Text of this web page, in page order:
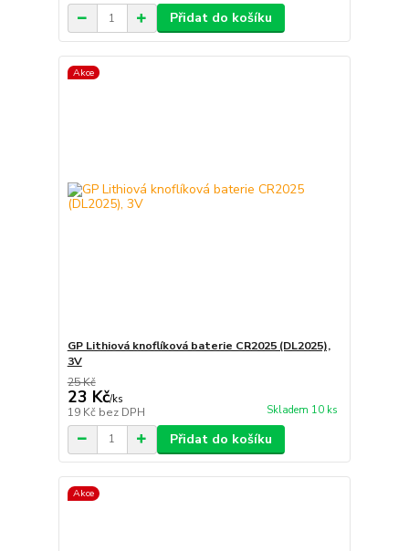
Přidat do košíku
Akce
GP Lithiová knoflíková baterie CR2025 (DL2025),
3V
25 Kč
23 Kč/ks
19 Kč bez DPH Skladem 10 ks
Přidat do košíku
Akce